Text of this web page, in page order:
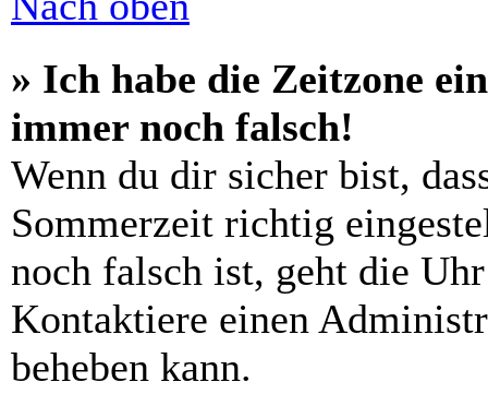
» Ich habe die Zeitzone
immer noch falsch!
Wenn du dir sicher bist,
Sommerzeit richtig
noch falsch ist, geht die
Kontaktiere einen
beheben kann.